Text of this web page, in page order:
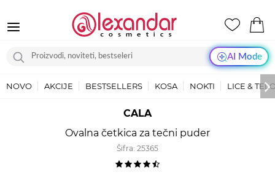
AI Mode
NOVO AKCIJE BESTSELLERS KOSA NOKTI LICE &
CALA
Ovalna četkica za tečni puder
Šifra: 25365